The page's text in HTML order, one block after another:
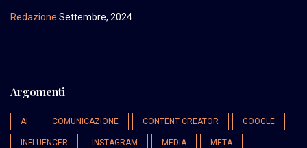
Redazione Settembre, 2024
Argomenti
AI COMUNICAZIONE CONTENT CREATOR GOOGLE
INFLUENCER INSTAGRAM MEDIA META